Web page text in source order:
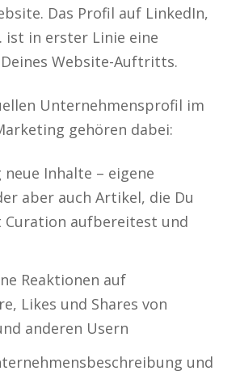
Das Profil auf LinkedIn,
ist in erster Linie eine
Website-Auftritts.
Unternehmensprofil im
gehören dabei:
Inhalte – eigene
aber auch Artikel, die Du
Curation aufbereitest und
Reaktionen auf
Likes und Shares von
anderen Usern
und